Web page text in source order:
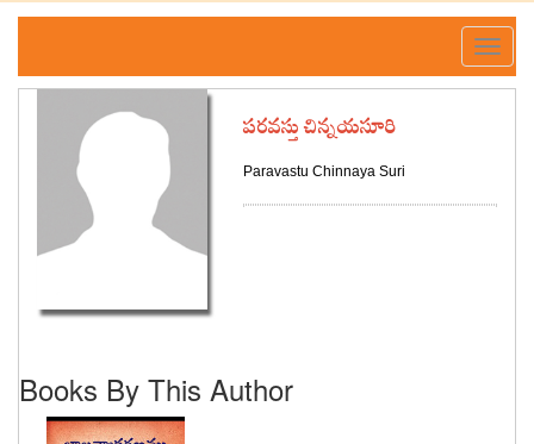
Toggle
పరవస్తు చిన్నయసూరి
Paravastu Chinnaya Suri
Books By This Author